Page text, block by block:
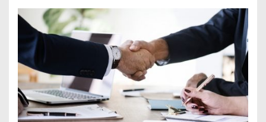
So
funktioniert’s